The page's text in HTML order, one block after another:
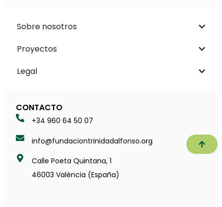
Sobre nosotros
Proyectos
Legal
CONTACTO
+34 960 64 50 07
info@fundaciontrinidadalfonso.org
Calle Poeta Quintana, 1
46003 València (España)